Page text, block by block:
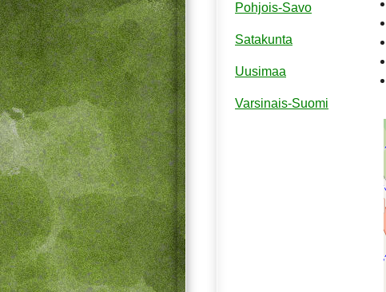
Pohjois-Savo
Satakunta
Uusimaa
Varsinais-Suomi